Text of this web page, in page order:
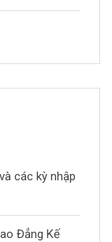
các kỳ nhập
Đẳng Kế